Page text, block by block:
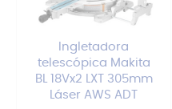
Ingletadora
telescópica Makita
BL 18Vx2 LXT 305mm
Láser AWS ADT